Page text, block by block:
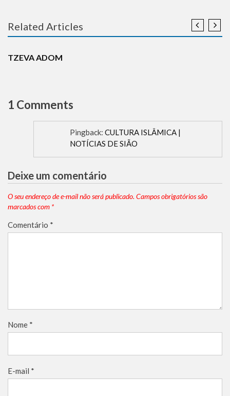
Related Articles
DEFESA DESINFORMAÇÃO
TZEVA ADOM
1 Comments
Pingback: CULTURA ISLÂMICA |
NOTÍCIAS DE SIÃO
Deixe um comentário
O seu endereço de e-mail não será publicado. Campos obrigatórios são
marcados com *
Comentário *
Nome *
E-mail *